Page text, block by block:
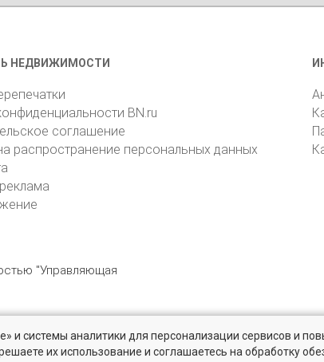
НЕДВИЖИМОСТИ
BN.ru
соглашение
распространение персональных данных
"Управляющая
196105, Санкт-Петербург, пр. Юрия Гагарина, 1
и системы аналитики для персонализации сервисов и
их использование и соглашаетесь на обработку